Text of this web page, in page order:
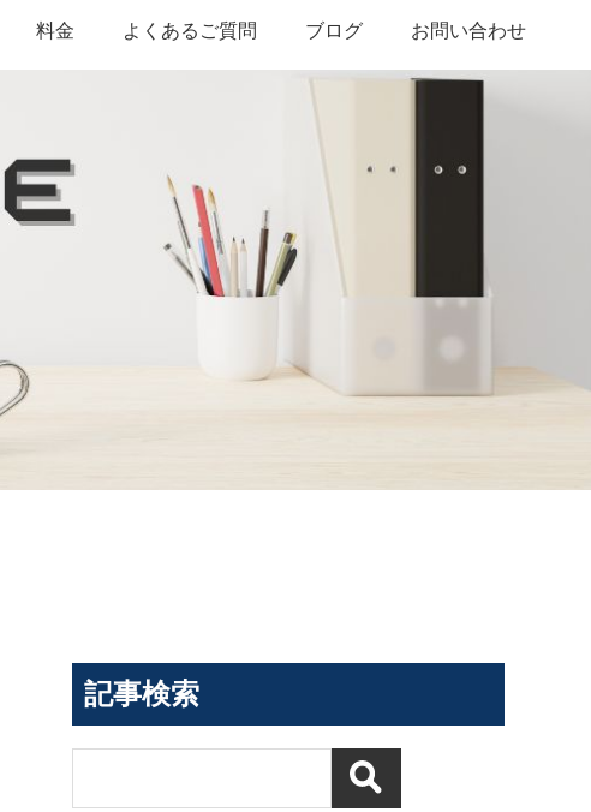
料金 よくあるご質問 ブログ お問い合わせ
記事検索